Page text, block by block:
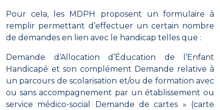
Pour cela, les MDPH
proposent un formulaire à
remplir permettant d’effectuer un certain nombre
de demandes en lien avec le handicap telles que :
Demande d’Allocation d’Éducation de l’Enfant
Handicapé et son complément Demande relative à
un parcours de scolarisation et/ou de formation avec
ou sans accompagnement par un établissement ou
service médico-social Demande de cartes » (carte